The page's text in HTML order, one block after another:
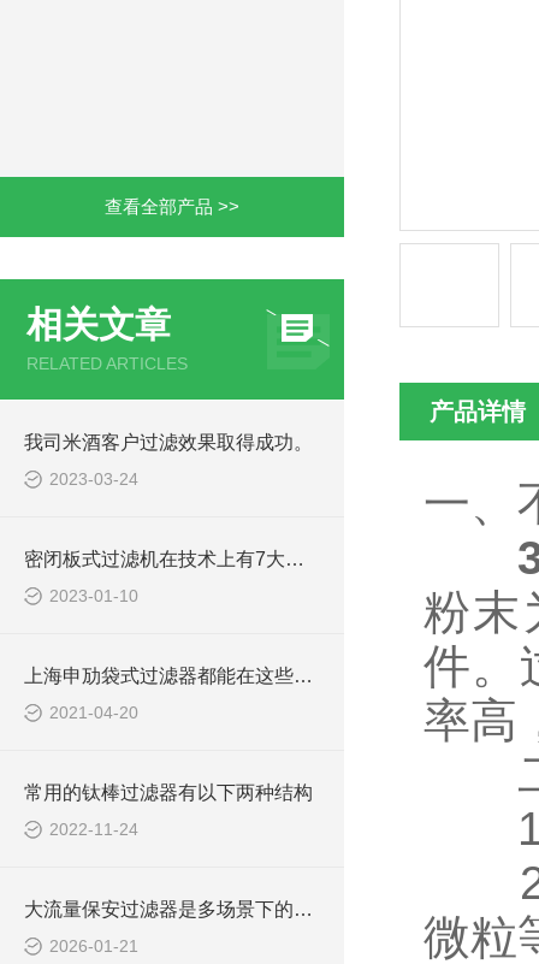
查看全部产品 >>
相关文章
RELATED ARTICLES
我司米酒客户过滤效果取得成功。
2023-03-24
密闭板式过滤机在技术上有7大优势
2023-01-10
上海申劢袋式过滤器都能在这些场合应用
2021-04-20
常用的钛棒过滤器有以下两种结构
2022-11-24
大流量保安过滤器是多场景下的高效过滤解决方案
2026-01-21
产品详情
一、
粉末
件。
率高
二
1.
2.
微粒